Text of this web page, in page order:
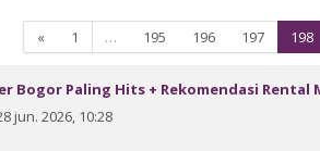
«Página anterior
1 … 195 Página 195
196Página 196
197Página198
Bogor Paling Hits + Rekomendasi
jun. 2026, 10:28